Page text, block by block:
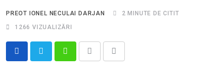
PREOT IONEL NECULAI DARJAN
2 MINUTE DE CITIT
1266 VIZUALIZĂRI